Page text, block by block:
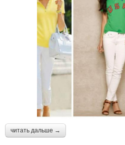
читать дальше →